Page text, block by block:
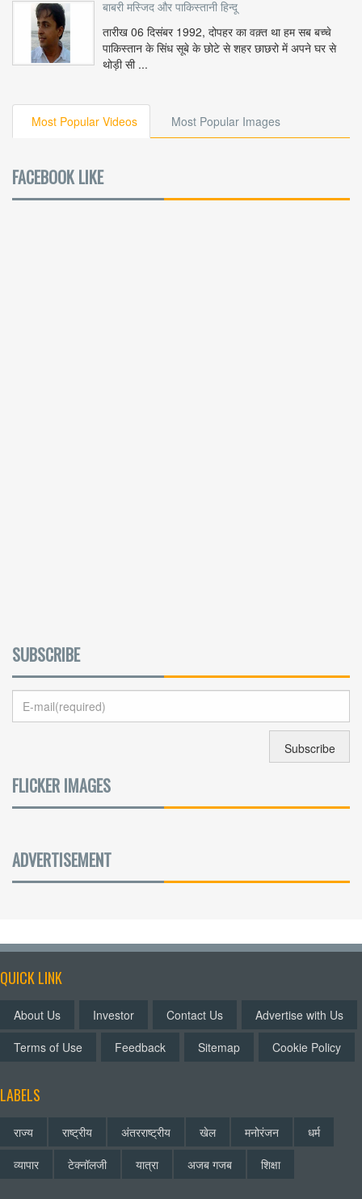
बाबरी मस्जिद और पाकिस्तानी हिन्दू
तारीख 06 दिसंबर 1992, दोपहर का वक़्त था हम सब बच्चे
पाकिस्तान के सिंध सूबे के छोटे से शहर छाछरो में अपने घर से
थोड़ी सी ...
Most Popular Videos Most Popular Images
FACEBOOK LIKE
SUBSCRIBE
FLICKER IMAGES
ADVERTISEMENT
QUICK LINK
About Us Investor Contact Us
Advertise with Us
Terms of Use
Feedback Sitemap Cookie Policy
LABELS
राज्य राष्ट्रीय अंतरराष्ट्रीय खेल मनोरंजन
धर्म
व्यापार
टेक्नॉलजी यात्रा अजब गजब शिक्षा